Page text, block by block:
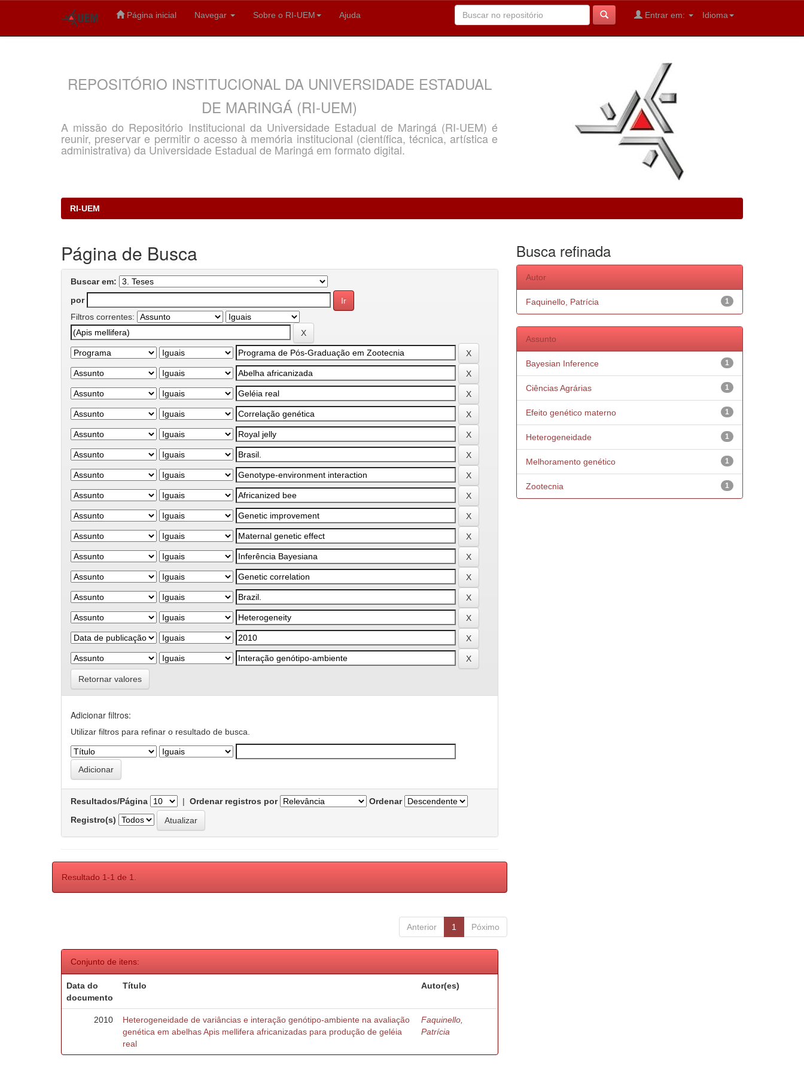
Página inicial Navegar Sobre o RI-UEM Ajuda Idioma
Entrar em:
REPOSITÓRIO INSTITUCIONAL DA UNIVERSIDADE ESTADUAL
DE MARINGÁ (RI-UEM)
A missão do Repositório Institucional da Universidade Estadual de Maringá (RI-UEM) é
reunir, preservar e permitir o acesso à memória institucional (científica, técnica, artística e
administrativa) da Universidade Estadual de Maringá em formato digital.
RI-UEM
Página de Busca
Buscar em:
por
Filtros correntes:
Retornar valores
Adicionar filtros:
Utilizar filtros para refinar o resultado de busca.
Resultados/Página | Ordenar registros por
Ordenar
Registro(s)
Resultado 1-1 de 1.
Anterior 1 Póximo
Conjunto de itens:
Data do
documento
Título Autor(es)
2010
Heterogeneidade de variâncias e interação genótipo-ambiente na avaliação
genética em abelhas Apis mellifera africanizadas para produção de geléia
real
Faquinello,
Patrícia
Busca refinada
Autor
1
Faquinello, Patrícia
Assunto
1
Bayesian Inference
1
Ciências Agrárias
1
Efeito genético materno
1
Heterogeneidade
1
Melhoramento genético
1
Zootecnia